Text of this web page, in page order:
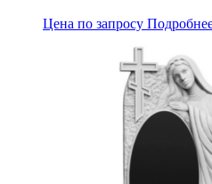
Цена по запросу